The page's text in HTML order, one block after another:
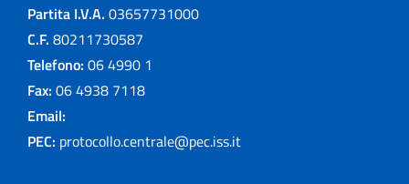
Partita I.V.A. 03657731000
C.F. 80211730587
Telefono: 06 4990 1
Fax: 06 4938 7118
Email:
PEC: protocollo.centrale@pec.iss.it